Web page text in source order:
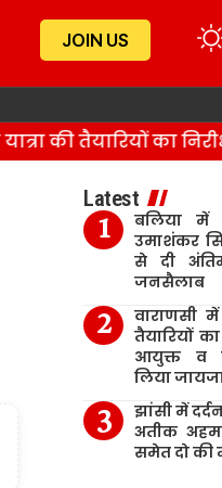
JOIN US
की तैयारियों का
Latest
बलिया में
उमाशंकर
से दी
जनसैलाब
वाराणसी में
तैयारियों
आयुक्त व
लिया
झांसी में
अतीक
समेत दो की